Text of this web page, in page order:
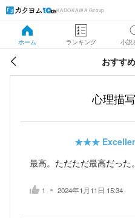
KADOKAWA Group
ホーム ランキング 小説
おすす
心理描
★★★
最高。ただただ最高だった。
1 2024年1月11日 15:34